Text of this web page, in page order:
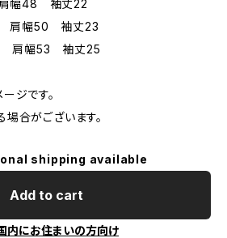
幅48 袖丈22
幅50 袖丈23
肩幅53 袖丈25
ジです。
合がございます。
shipping available
Add to cart
内にお住まいの方向け